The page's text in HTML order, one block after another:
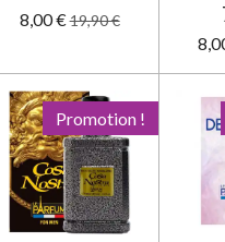
8,00 €19,90 €
Promotion !